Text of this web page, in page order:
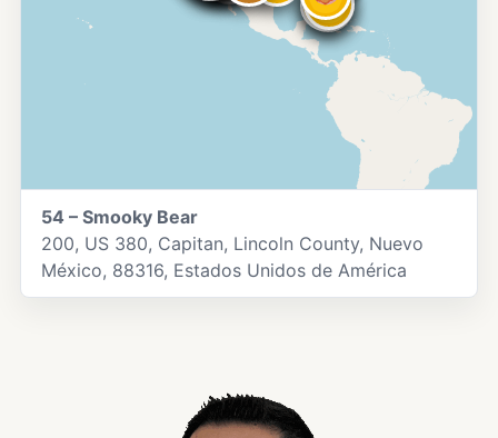
54 – Smooky Bear
200, US 380, Capitan, Lincoln County, Nuevo
México, 88316, Estados Unidos de América